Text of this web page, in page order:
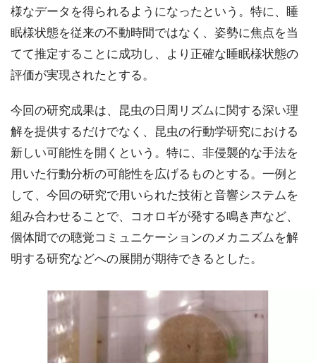
様なデータを得られるようになったという。特に、睡
眠様状態を従来の不動時間ではなく、姿勢に焦点を当
てて推定することに成功し、より正確な睡眠様状態の
評価が実現されたとする。
今回の研究成果は、昆虫の日周リズムに関する深い理
解を提供するだけでなく、昆虫の行動学研究における
新しい可能性を開くという。特に、非侵襲的な手法を
用いた行動分析の可能性を広げるものとする。一例と
して、今回の研究で用いられた技術と音響システムを
組み合わせることで、コオロギが発する鳴き声など、
個体間での聴覚コミュニケーションのメカニズムを解
明する研究などへの展開が期待できるとした。